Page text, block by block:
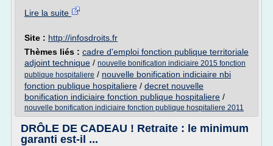
Lire la suite
Site : http://infosdroits.fr
Thèmes liés : cadre d'emploi fonction publique territoriale
adjoint technique / nouvelle bonification indiciaire 2015 fonction
publique hospitaliere / nouvelle bonification indiciaire nbi
fonction publique hospitaliere / decret nouvelle
bonification indiciaire fonction publique hospitaliere /
nouvelle bonification indiciaire fonction publique hospitaliere 2011
DRÔLE DE CADEAU ! Retraite : le minimum
garanti est-il ...